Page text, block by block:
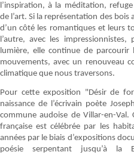
l’inspiration, à la méditation,
de l’art. Si la représentation des
d’un côté les romantiques et leurs
l’autre, avec les
lumière, elle continue de parcourir
mouvements, avec un renouveau
climatique que nous traversons.
Pour cette exposition "Désir de
naissance de l’écrivain poète
commune audoise de Villar-en-
française est célébrée par les
années par le biais d’expositions
poésie serpentant jusqu’à la